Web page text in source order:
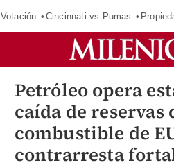
Votación Cincinnati vs Pumas
Petróleo opera
caída de reservas
combustible de
contrarresta